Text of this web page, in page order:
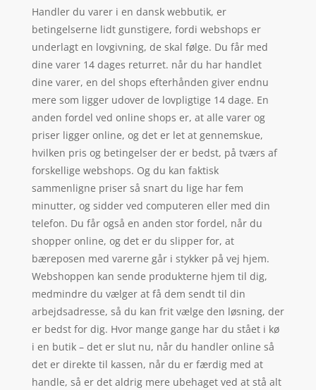
Handler du varer i en dansk webbutik, er
betingelserne lidt gunstigere, fordi webshops er
underlagt en lovgivning, de skal følge. Du får med
dine varer 14 dages returret. når du har handlet
dine varer, en del shops efterhånden giver endnu
mere som ligger udover de lovpligtige 14 dage. En
anden fordel ved online shops er, at alle varer og
priser ligger online, og det er let at gennemskue,
hvilken pris og betingelser der er bedst, på tværs af
forskellige webshops. Og du kan faktisk
sammenligne priser så snart du lige har fem
minutter, og sidder ved computeren eller med din
telefon. Du får også en anden stor fordel, når du
shopper online, og det er du slipper for, at
bæreposen med varerne går i stykker på vej hjem.
Webshoppen kan sende produkterne hjem til dig,
medmindre du vælger at få dem sendt til din
arbejdsadresse, så du kan frit vælge den løsning, der
er bedst for dig. Hvor mange gange har du stået i kø
i en butik – det er slut nu, når du handler online så
det er direkte til kassen, når du er færdig med at
handle, så er det aldrig mere ubehaget ved at stå alt